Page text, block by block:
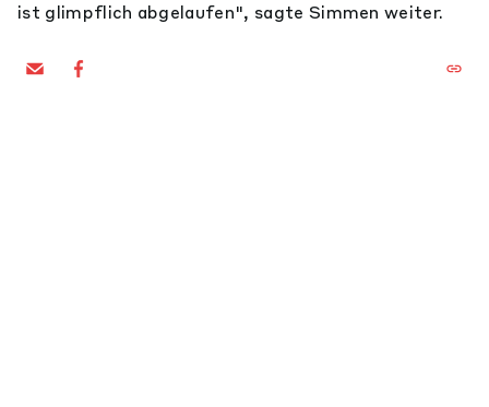
ist glimpflich abgelaufen", sagte Simmen weiter.